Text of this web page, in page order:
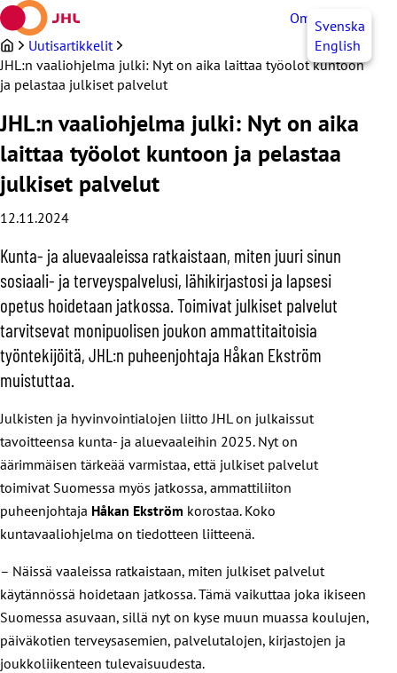
Siirry
sisältöön
OmaJHLSvenska
English
Uutisartikkelit
JHL:n vaaliohjelma julki: Nyt on aika laittaa työolot kuntoon
ja pelastaa julkiset palvelut
JHL:n vaaliohjelma julki: Nyt on aika
laittaa työolot kuntoon ja pelastaa
julkiset palvelut
12.11.2024
Kunta- ja aluevaaleissa ratkaistaan, miten juuri sinun
sosiaali- ja terveyspalvelusi, lähikirjastosi ja lapsesi
opetus hoidetaan jatkossa. Toimivat julkiset palvelut
tarvitsevat monipuolisen joukon ammattitaitoisia
työntekijöitä, JHL:n puheenjohtaja Håkan Ekström
muistuttaa.
Julkisten ja hyvinvointialojen liitto JHL on julkaissut
tavoitteensa kunta- ja aluevaaleihin 2025. Nyt on
äärimmäisen tärkeää varmistaa, että julkiset palvelut
toimivat Suomessa myös jatkossa, ammattiliiton
puheenjohtaja Håkan Ekström korostaa. Koko
kuntavaaliohjelma on tiedotteen liitteenä.
– Näissä vaaleissa ratkaistaan, miten julkiset palvelut
käytännössä hoidetaan jatkossa. Tämä vaikuttaa joka ikiseen
Suomessa asuvaan, sillä nyt on kyse muun muassa koulujen,
päiväkotien terveysasemien, palvelutalojen, kirjastojen ja
joukkoliikenteen tulevaisuudesta.